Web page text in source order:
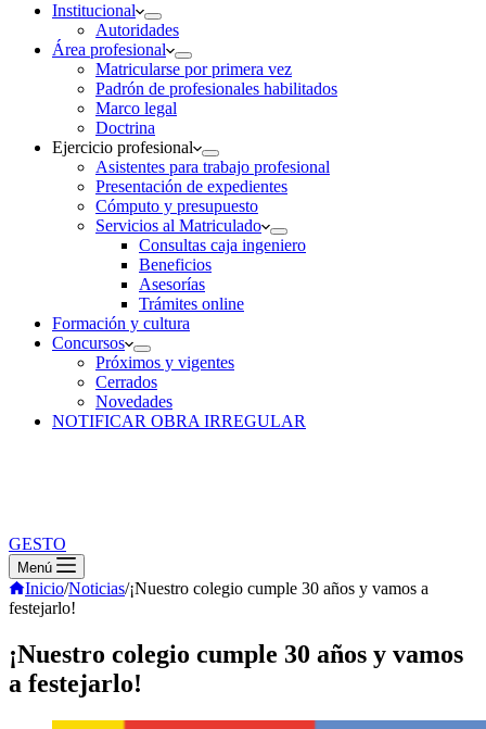
Institucional
Autoridades
Área profesional
Matricularse por primera vez
Padrón de profesionales habilitados
Marco legal
Doctrina
Ejercicio profesional
Asistentes para trabajo profesional
Presentación de expedientes
Cómputo y presupuesto
Servicios al Matriculado
Consultas caja ingeniero
Beneficios
Asesorías
Trámites online
Formación y cultura
Concursos
Próximos y vigentes
Cerrados
Novedades
NOTIFICAR OBRA IRREGULAR
GESTO
Menú
Inicio/Noticias/¡Nuestro colegio cumple 30 años y vamos a
festejarlo!
¡Nuestro colegio cumple 30 años y vamos
a festejarlo!